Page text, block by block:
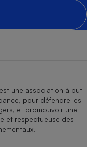
une association à but
pour défendre les
et promouvoir une
et respectueuse des